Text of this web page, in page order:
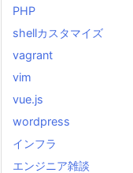
PHP
shellカスタマイズ
vagrant
vim
vue.js
wordpress
インフラ
エンジニア雑談